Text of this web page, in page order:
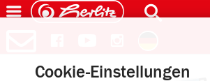
Cookie-Einstellungen